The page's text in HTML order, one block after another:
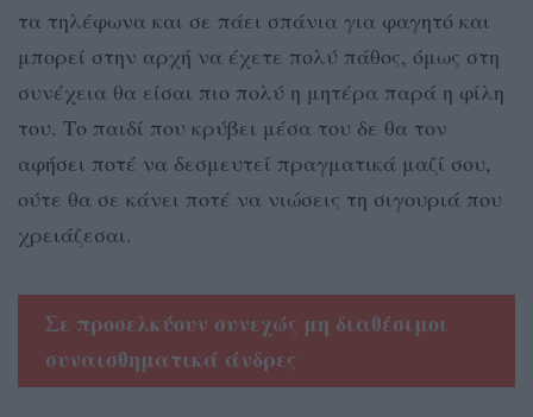
τα τηλέφωνα και σε πάει σπάνια για φαγητό και
μπορεί στην αρχή να έχετε πολύ πάθος, όμως στη
συνέχεια θα είσαι πιο πολύ η μητέρα παρά η φίλη
του. Το παιδί που κρύβει μέσα του δε θα τον
αφήσει ποτέ να δεσμευτεί πραγματικά μαζί σου,
ούτε θα σε κάνει ποτέ να νιώσεις τη σιγουριά που
χρειάζεσαι.
Σε προσελκύουν συνεχώς μη διαθέσιμοι
συναισθηματικά άνδρες